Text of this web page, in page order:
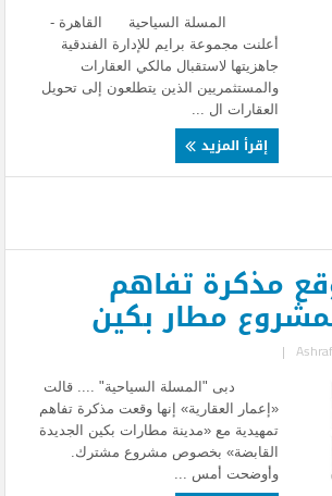
المسلة السياحية القاهرة -
أعلنت مجموعة برايم للإدارة الفندقية
جاهزيتها لاستقبال مالكي العقارات
والمستثمريين الذين يتطلعون إلى تحويل
العقارات ال ...
إقرأ المزيد
مذكرة تفاهم
مطار بكين
|
دبى "المسلة السياحية" .... قالت
«إعمار العقارية» إنها وقعت مذكرة تفاهم
تمهيدية مع «مدينة مطارات بكين الجديدة
القابضة» بخصوص مشروع مشترك.
وأوضحت أمس ...